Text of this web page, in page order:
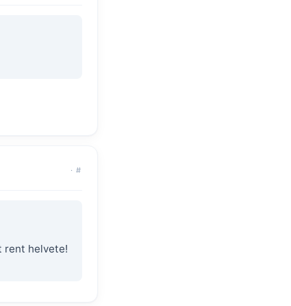
· #
rent helvete!